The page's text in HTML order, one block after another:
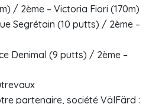
/ 2ème – Victoria Fiori (170m)
Segrétain (10 putts) / 2ème –
Denimal (9 putts) / 2ème –
partenaire, société VälFärd :